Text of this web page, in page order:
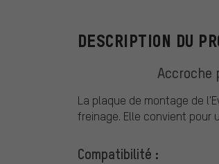
DESCRIPTION DU
Accroche
La plaque de montage de
freinage. Elle convient pour
Compatibilité :